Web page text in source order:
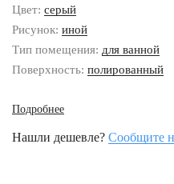
Цвет: серый
Рисунок: иной
Тип помещения: для ванной
Поверхность: полированный
Подробнее
Нашли дешевле? Сообщите